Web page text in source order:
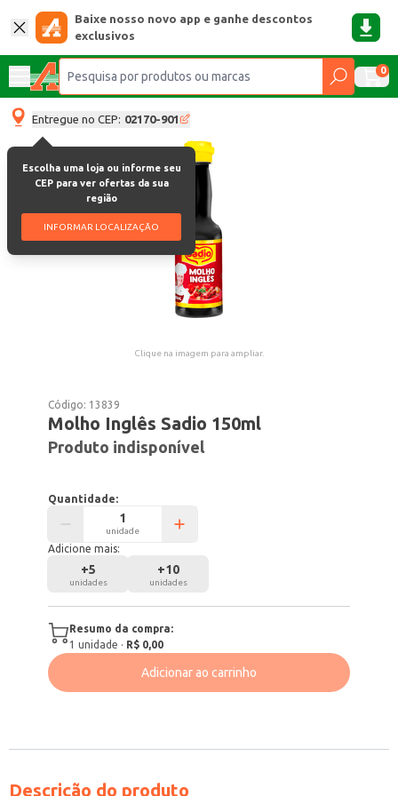
Baixe nosso novo app e ganhe descontos
exclusivos
0
Entregue no CEP: 02170-901
Escolha uma loja ou informe seu
CEP para ver ofertas da sua
região
INFORMAR LOCALIZAÇÃO
Clique na imagem para ampliar.
Código: 13839
Molho Inglês Sadio 150ml
Produto indisponível
Quantidade:
unidade
Adicione mais:
+5
unidades
+10
unidades
Resumo da compra:
1 unidade · R$ 0,00
Adicionar ao carrinho
Descrição do produto